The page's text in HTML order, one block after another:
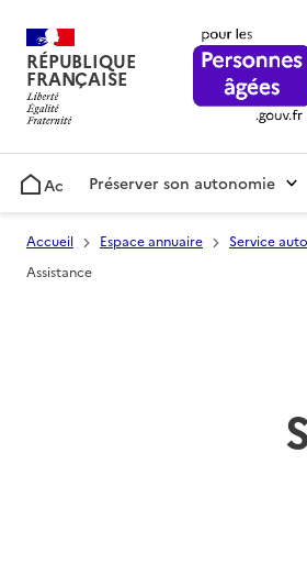
RÉPUBLIQUE
FRANÇAISE
AccueilPréserver son autonomie
Accueil Espace annuaire Service
Assistance